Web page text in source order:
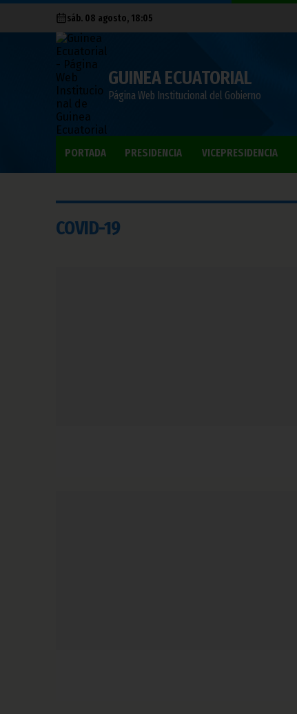
sáb. 08 agosto, 18:05
GUINEA ECUATORIAL
Página Web Institucional del Gobierno
PORTADA PRESIDENCIA VICEPRESIDENCIA
COVID-19